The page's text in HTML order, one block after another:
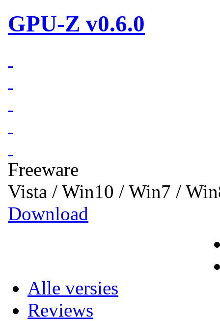
GPU-Z v0.6.0
Freeware
Vista / Win10 / Win7 /
Download
Alle versies
Reviews